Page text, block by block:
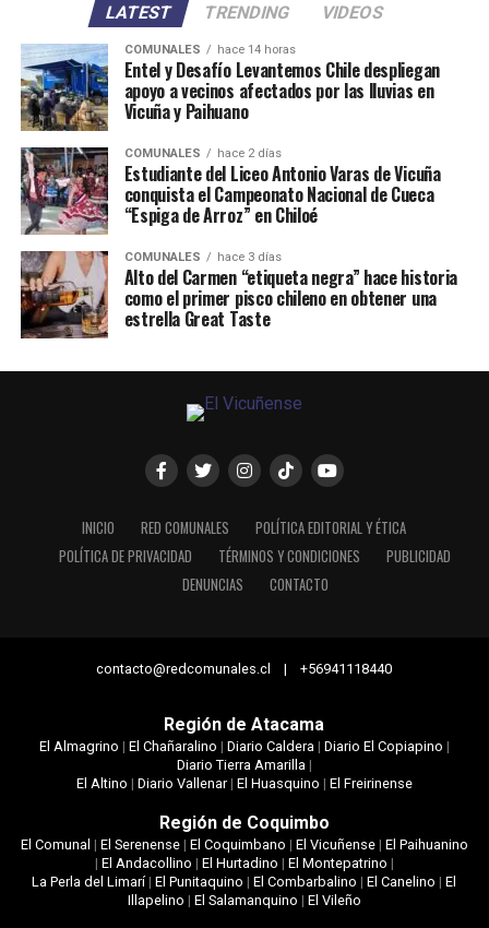
LATEST TRENDING VIDEOS
COMUNALES hace 14 horas
Entel y Desafío Levantemos Chile despliegan
apoyo a vecinos afectados por las lluvias en
Vicuña y Paihuano
COMUNALES hace 2 días
Estudiante del Liceo Antonio Varas de Vicuña
conquista el Campeonato Nacional de Cueca
“Espiga de Arroz” en Chiloé
COMUNALES hace 3 días
Alto del Carmen “etiqueta negra” hace historia
como el primer pisco chileno en obtener una
estrella Great Taste
INICIO RED COMUNALES
POLÍTICA EDITORIAL Y ÉTICA
POLÍTICA DE PRIVACIDAD
TÉRMINOS Y CONDICIONES
PUBLICIDAD
DENUNCIAS
CONTACTO
contacto@redcomunales.cl | +56941118440
Región de Atacama
El Almagrino | El Chañaralino | Diario Caldera | Diario El Copiapino |
Diario Tierra Amarilla |
El Altino | Diario Vallenar| El Huasquino | El Freirinense
Región de Coquimbo
El Comunal | El Serenense| El Coquimbano | El Vicuñense| El Paihuanino
| El Andacollino | El Hurtadino | El Montepatrino |
La Perla del Limarí|El Punitaquino |El Combarbalino |El Canelino |El
Illapelino | El Salamanquino | El Vileño